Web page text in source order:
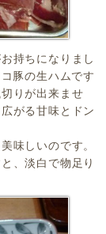
持ちになりまし
豚の生ハムです
りが出来ませ
がる甘味とドン
味しいのです。
、淡白で物足り